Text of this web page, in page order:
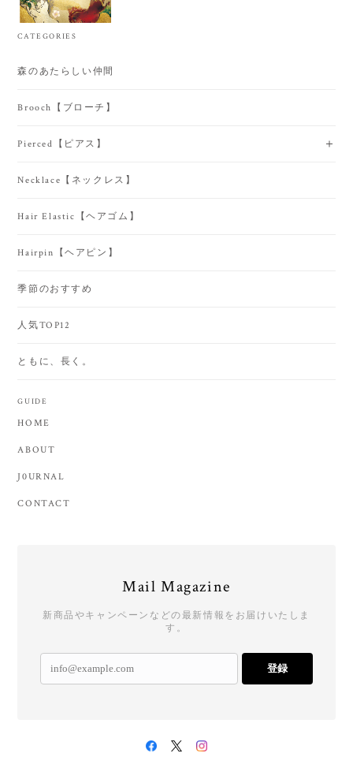
CATEGORIES
森のあたらしい仲間
Brooch【ブローチ】
Pierced【ピアス】
Necklace【ネックレス】
Hair Elastic【ヘアゴム】
Hairpin【ヘアピン】
季節のおすすめ
人気TOP12
ともに、長く。
GUIDE
HOME
ABOUT
J0URNAL
CONTACT
Mail Magazine
新商品やキャンペーンなどの最新情報をお届けいたしま
す。
登録